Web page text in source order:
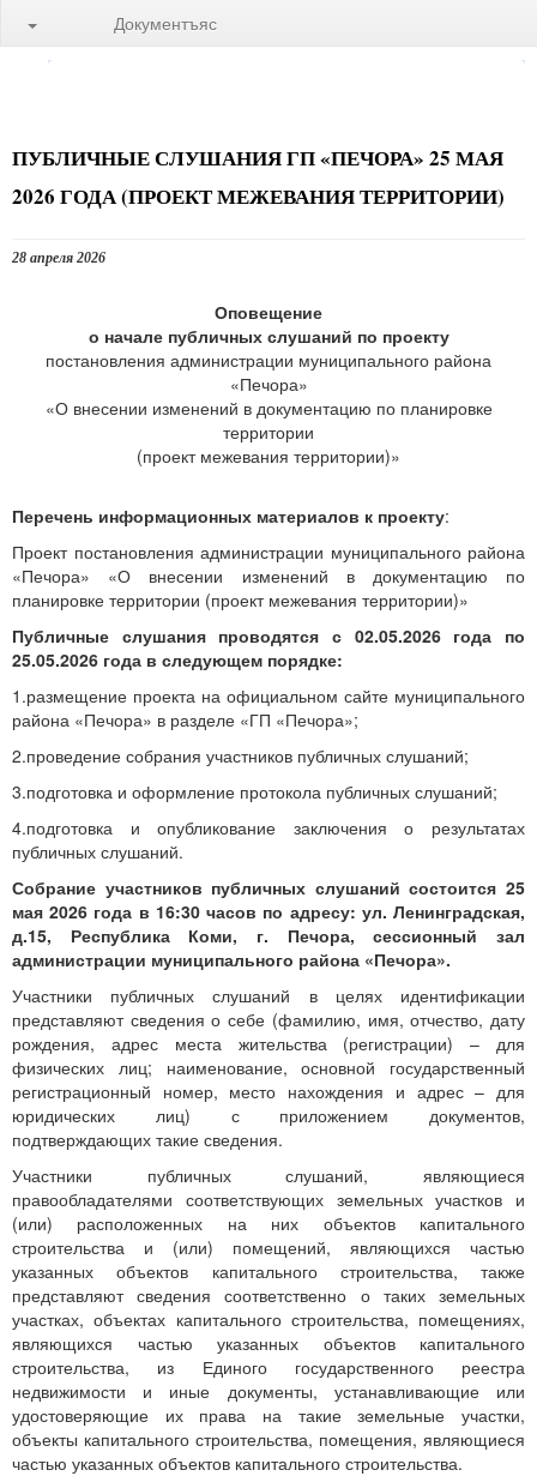
Документъяс
ПУБЛИЧНЫЕ СЛУШАНИЯ ГП «ПЕЧОРА» 25 МАЯ
2026 ГОДА (ПРОЕКТ МЕЖЕВАНИЯ ТЕРРИТОРИИ)
28 апреля 2026
Оповещение
о начале публичных слушаний по проекту
постановления администрации муниципального района
«Печора»
«О внесении изменений в документацию по планировке
территории
(проект межевания территории)»
Перечень информационных материалов к проекту:
Проект постановления администрации муниципального района
«Печора» «О внесении изменений в документацию по
планировке территории (проект межевания территории)»
Публичные слушания проводятся с 02.05.2026 года по
25.05.2026 года в следующем порядке:
1.размещение проекта на официальном сайте муниципального
района «Печора» в разделе «ГП «Печора»;
2.проведение собрания участников публичных слушаний;
3.подготовка и оформление протокола публичных слушаний;
4.подготовка и опубликование заключения о результатах
публичных слушаний.
Собрание участников публичных слушаний состоится 25
мая 2026 года в 16:30 часов по адресу: ул. Ленинградская,
д.15, Республика Коми, г. Печора, сессионный зал
администрации муниципального района «Печора».
Участники публичных слушаний в целях идентификации
представляют сведения о себе (фамилию, имя, отчество, дату
рождения, адрес места жительства (регистрации) – для
физических лиц; наименование, основной государственный
регистрационный номер, место нахождения и адрес – для
юридических лиц) с приложением документов,
подтверждающих такие сведения.
Участники публичных слушаний, являющиеся
правообладателями соответствующих земельных участков и
(или) расположенных на них объектов капитального
строительства и (или) помещений, являющихся частью
указанных объектов капитального строительства, также
представляют сведения соответственно о таких земельных
участках, объектах капитального строительства, помещениях,
являющихся частью указанных объектов капитального
строительства, из Единого государственного реестра
недвижимости и иные документы, устанавливающие или
удостоверяющие их права на такие земельные участки,
объекты капитального строительства, помещения, являющиеся
частью указанных объектов капитального строительства.